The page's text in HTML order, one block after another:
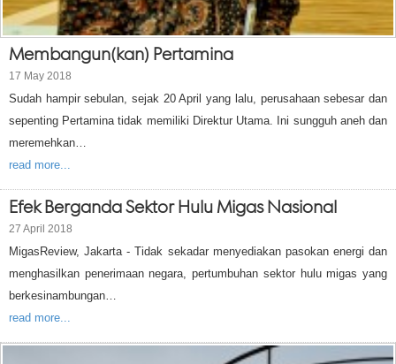
Membangun(kan) Pertamina
17 May 2018
Sudah hampir sebulan, sejak 20 April yang lalu, perusahaan sebesar dan
sepenting Pertamina tidak memiliki Direktur Utama. Ini sungguh aneh dan
meremehkan…
read more...
Efek Berganda Sektor Hulu Migas Nasional
27 April 2018
MigasReview, Jakarta - Tidak sekadar menyediakan pasokan energi dan
menghasilkan penerimaan negara, pertumbuhan sektor hulu migas yang
berkesinambungan…
read more...